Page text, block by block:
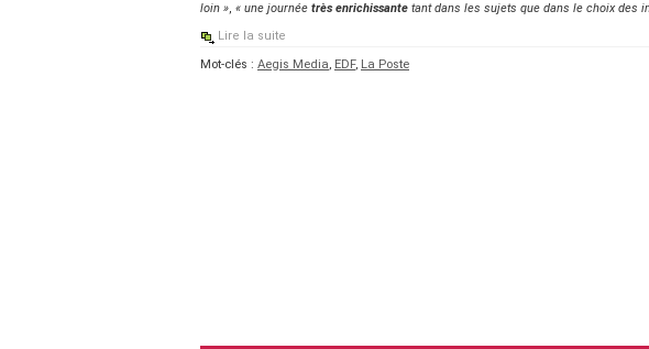
loin », « une journée très enrichissante tant dans les sujets que dans le choix des
Lire la suite
Mot-clés : Aegis Media, EDF, La Poste